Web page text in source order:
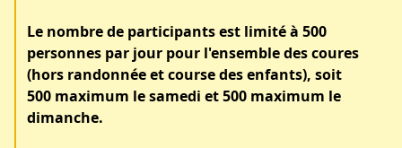
Le nombre de participants est limité à 500
personnes par jour pour l'ensemble des coures
(hors randonnée et course des enfants), soit
500 maximum le samedi et 500 maximum le
dimanche.